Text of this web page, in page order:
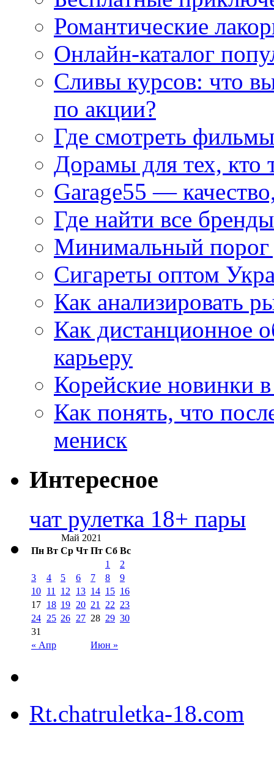
Романтические
Онлайн-каталог
Сливы курсов: что
по акции?
Где смотреть
Дорамы для тех, кто
Garage55 —
Где найти все
Минимальный порог
Сигареты оптом
Как анализировать
Как дистанционное
карьеру
Корейские новинки
Как понять, что
мениск
Интересное
чат рулетка 18+ пары
Май 2021
Пн Вт Ср Чт Пт Сб Вс
« Апр Июн »
1
2
3
4 5 6 7 8
9
10 11 12 13 14 15 16
17 18 19 20 21 22 23
24 25 26 27 28 29 30
31
Rt.chatruletka-18.com